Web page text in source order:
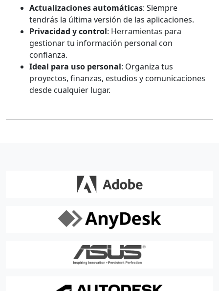
Actualizaciones automáticas: Siempre
tendrás la última versión de las aplicaciones.
Privacidad y control: Herramientas para
gestionar tu información personal con
confianza.
Ideal para uso personal: Organiza tus
proyectos, finanzas, estudios y comunicaciones
desde cualquier lugar.